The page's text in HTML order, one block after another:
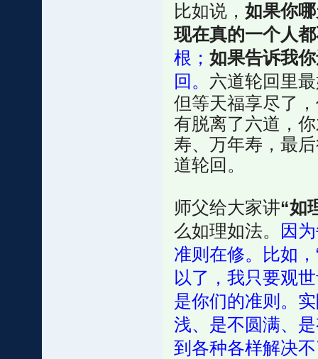
比如说， 如果你
现在真的一个人
根； 如果告诉我
回。 六道轮回里
但等天福享尽了
有脱离了六道，
寿、万年寿，最
道轮回。
师父给大家讲“如
么如理如法。
因
准则在修。比如
以了，我只要观
是你们的准则。
浅、是不圆满、
到各种各样解决